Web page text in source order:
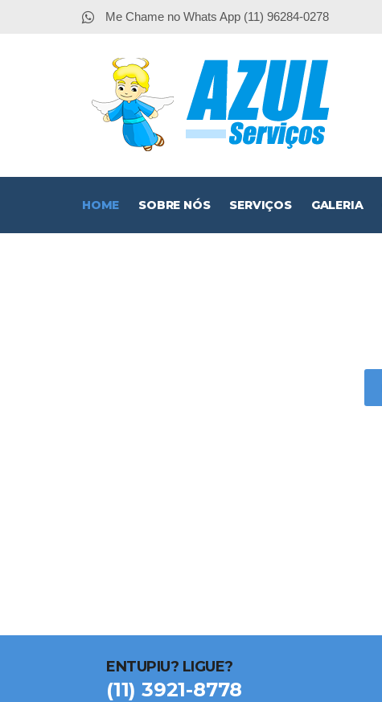
Me Chame no Whats App (11) 96284-0278
HOME SOBRE NÓS SERVIÇOS GALERIA
ENTUPIU? LIGUE?
(11) 3921-8778